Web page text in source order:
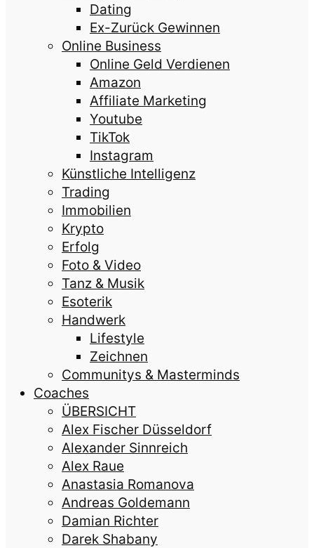
Dating
Ex-Zurück Gewinnen
Online Business
Online Geld Verdienen
Amazon
Affiliate Marketing
Youtube
TikTok
Instagram
Künstliche Intelligenz
Trading
Immobilien
Krypto
Erfolg
Foto & Video
Tanz & Musik
Esoterik
Handwerk
Lifestyle
Zeichnen
Communitys & Masterminds
Coaches
ÜBERSICHT
Alex Fischer Düsseldorf
Alexander Sinnreich
Alex Raue
Anastasia Romanova
Andreas Goldemann
Damian Richter
Darek Shabany